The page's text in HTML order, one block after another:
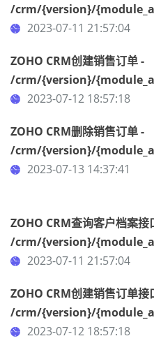
/crm/{version}/
2023-07-11 21:57:04
ZOHO CRM创建销售订单 -
/crm/{version}/
2023-07-12 18:57:18
ZOHO CRM删除销售订单 -
/crm/{version}/
2023-07-13 14:37:41
ZOHO CRM查询客户档案接
/crm/{version}/
2023-07-11 21:57:04
ZOHO CRM创建销售订单接
/crm/{version}/
2023-07-12 18:57:18